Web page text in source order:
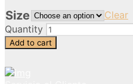
Size
Clear
Quantity
Add to cart